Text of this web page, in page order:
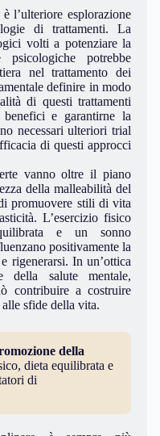
l’ulteriore esplorazione
di trattamenti. La
volti a potenziare la
potrebbe
nel trattamento dei
definire in modo
di questi trattamenti
e garantirne la
necessari ulteriori trial
di questi approcci
vanno oltre il piano
della malleabilità del
promuovere stili di vita
L’esercizio fisico
e un sonno
positivamente la
rigenerarsi. In un’ottica
della salute mentale,
contribuire a costruire
sfide della vita.
della
dieta equilibrata e
di